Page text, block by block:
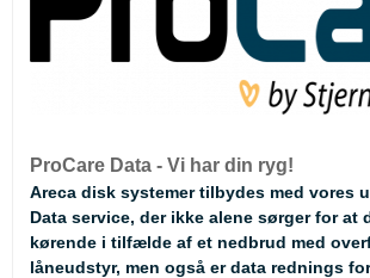
ProCare Data - Vi har din ryg!
Areca disk systemer tilbydes med vores
Data service, der ikke alene sørger for at
kørende i tilfælde af et nedbrud med
låneudstyr, men også er data rednings